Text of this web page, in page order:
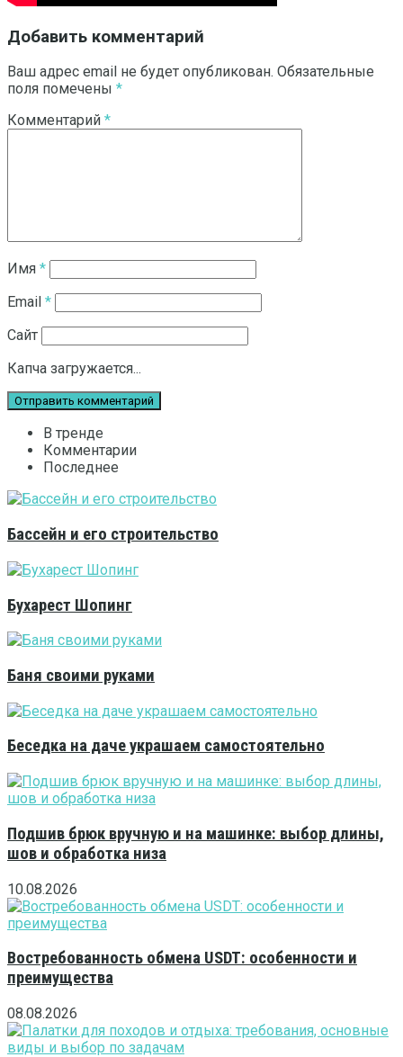
Добавить комментарий
Ваш адрес email не будет опубликован. Обязательные
поля помечены *
Комментарий *
Имя *
Email *
Сайт
Капча загружается...
В тренде
Комментарии
Последнее
Бассейн и его строительство
Бухарест Шопинг
Баня своими руками
Беседка на даче украшаем самостоятельно
Подшив брюк вручную и на машинке: выбор длины,
шов и обработка низа
10.08.2026
Востребованность обмена USDT: особенности и
преимущества
08.08.2026